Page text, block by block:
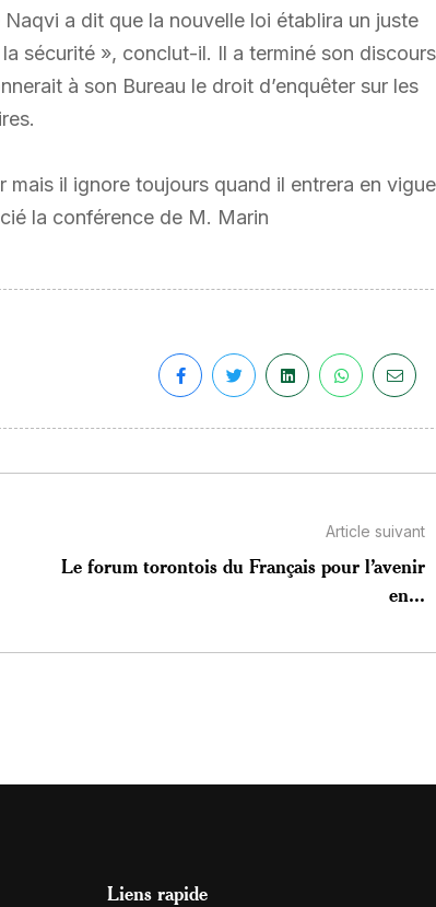
a dit que la nouvelle loi établira un juste
sécurité », conclut-il. Il a terminé son
à son Bureau le droit d’enquêter sur les
il ignore toujours quand il entrera en
la conférence de M. Marin
Article suivant
Le forum torontois du Français pour l’avenir
en...
Liens rapide